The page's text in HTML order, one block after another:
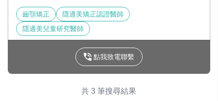
齒顎矯正
隱適美矯正認證醫師
隱適美兒童研究醫師
點我致電聯繫
共 3 筆搜尋結果